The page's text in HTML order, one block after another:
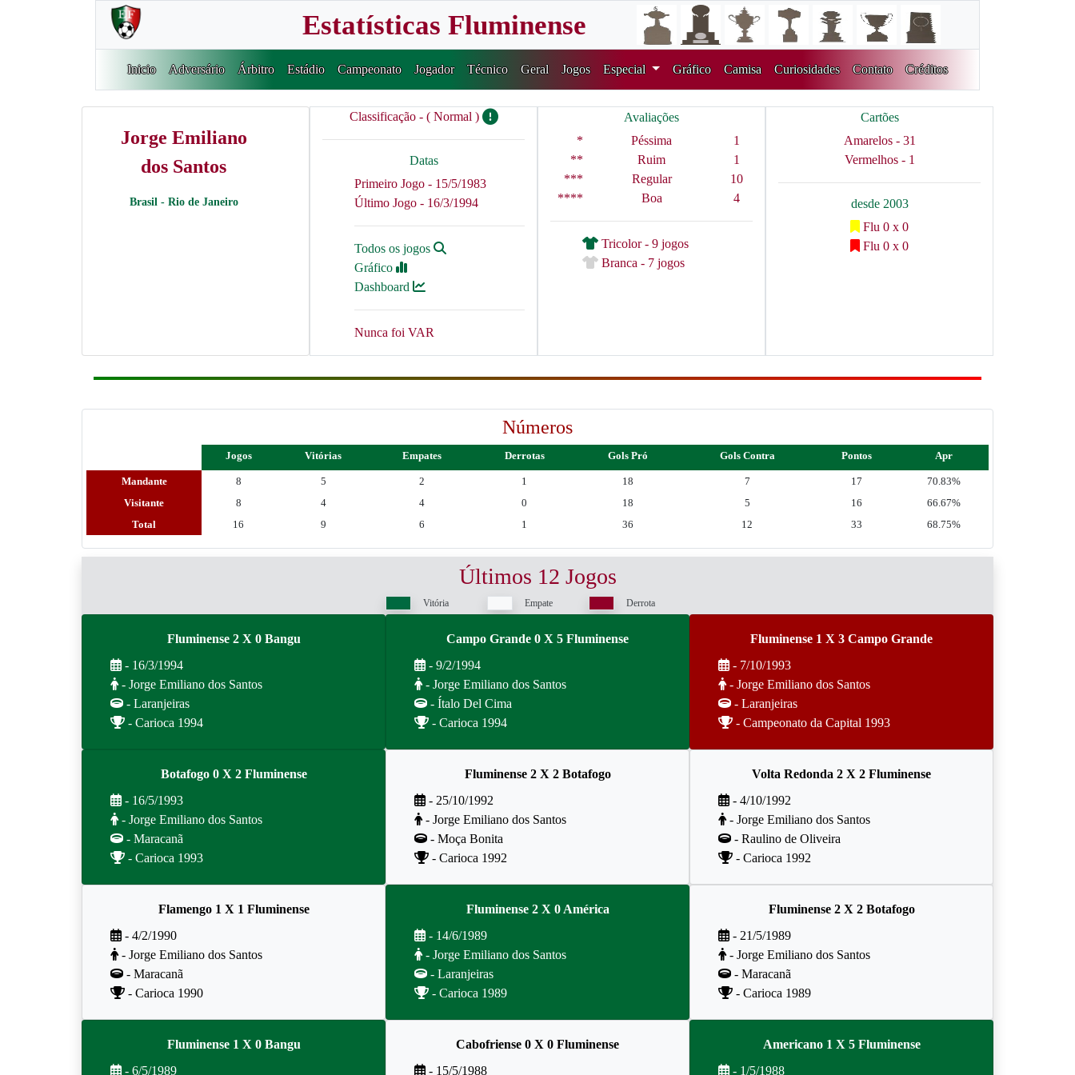
Estatísticas Fluminense
Inicio Adversário Árbitro Estádio Campeonato Jogador Técnico Geral Jogos Especial Gráfico Camisa Curiosidades Contato Créditos
Jorge Emiliano
dos Santos
Brasil - Rio de Janeiro
Classificação - ( Normal )
Datas
Primeiro Jogo - 15/5/1983
Último Jogo - 16/3/1994
Todos os jogos
Gráfico
Dashboard
Nunca foi VAR
Avaliações
*
Péssima
1
**
Ruim
1
***
Regular
10
****
Boa 4
Tricolor - 9 jogos
Branca - 7 jogos
Cartões
Amarelos - 31
Vermelhos - 1
desde 2003
Flu 0 x 0
Flu 0 x 0
Números
Jogos Vitórias Empates Derrotas Gols Pró Gols Contra Pontos Apr
Mandante 8 5 2 1 18 7 17
70.83%
Visitante
8 4 4 0 18 5 16
66.67%
Total
16 9 6 1 36 12 33 68.75%
Últimos 12 Jogos
Vitória Empate Derrota
Fluminense 2 X 0 Bangu
- 16/3/1994
- Jorge Emiliano dos Santos
- Laranjeiras
- Carioca 1994
Campo Grande 0 X 5 Fluminense
- 9/2/1994
- Jorge Emiliano dos Santos
- Ítalo Del Cima
- Carioca 1994
Fluminense 1 X 3 Campo Grande
- 7/10/1993
- Jorge Emiliano dos Santos
- Laranjeiras
- Campeonato da Capital 1993
Botafogo 0 X 2 Fluminense
- 16/5/1993
- Jorge Emiliano dos Santos
- Maracanã
- Carioca 1993
Fluminense 2 X 2 Botafogo
- 25/10/1992
- Jorge Emiliano dos Santos
- Moça Bonita
- Carioca 1992
Volta Redonda 2 X 2 Fluminense
- 4/10/1992
- Jorge Emiliano dos Santos
- Raulino de Oliveira
- Carioca 1992
Flamengo 1 X 1 Fluminense
- 4/2/1990
- Jorge Emiliano dos Santos
- Maracanã
- Carioca 1990
Fluminense 2 X 0 América
- 14/6/1989
- Jorge Emiliano dos Santos
- Laranjeiras
- Carioca 1989
Fluminense 2 X 2 Botafogo
- 21/5/1989
- Jorge Emiliano dos Santos
- Maracanã
- Carioca 1989
Fluminense 1 X 0 Bangu
- 6/5/1989
Cabofriense 0 X 0 Fluminense
- 15/5/1988
Americano 1 X 5 Fluminense
- 1/5/1988